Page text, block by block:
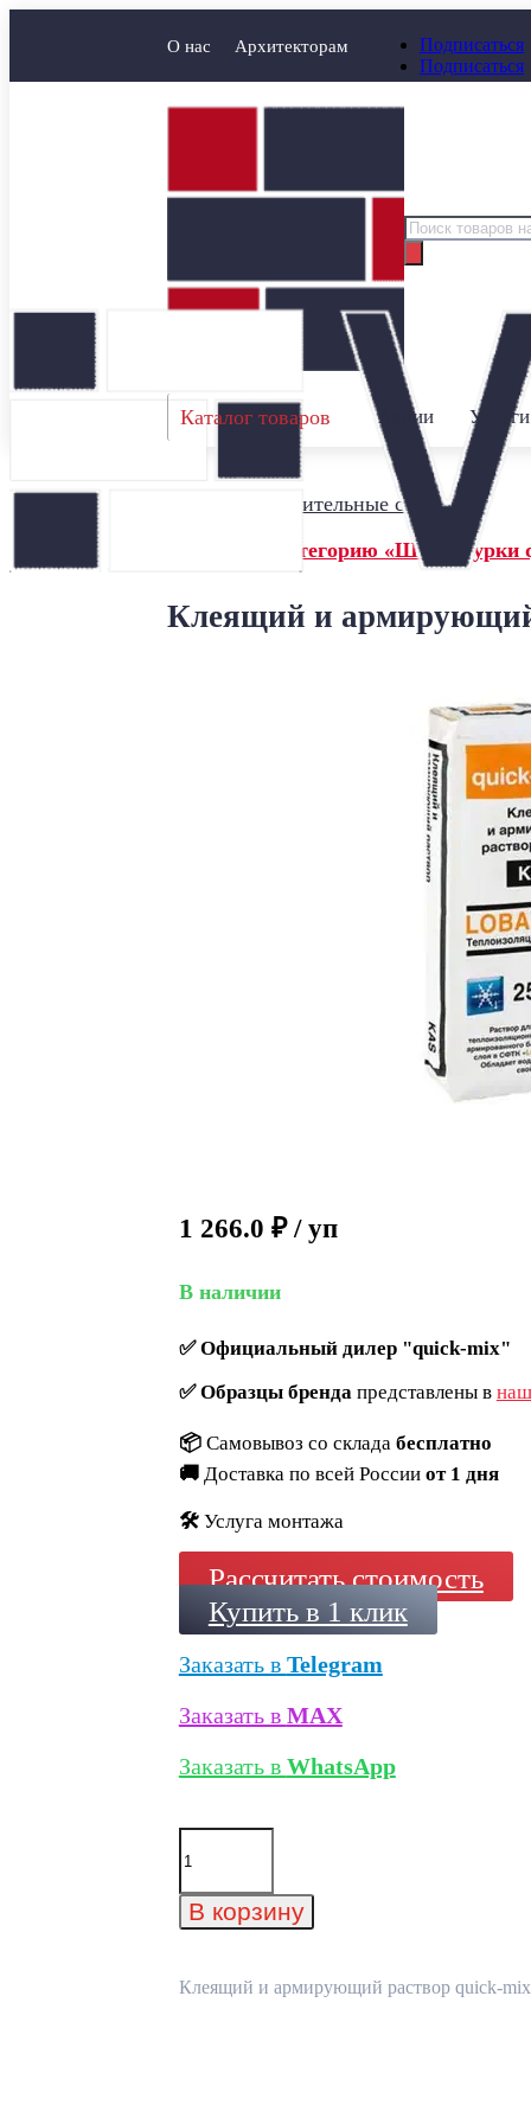
О нас Архитекторам
Подписаться
Подписаться
Поиск
товаров
Каталог товаров Акции Услуги
Строительные смеси/
← Назад в категорию «Штукатурки
Клеящий и
1 266.0 ₽ / уп
В наличии
✅Официальный дилер "quick-mix"
✅Образцы брендапредставлены в
📦 Самовывоз со склада бесплатно
🚚 Доставка по всей России от 1 дня
🛠️ Услуга монтажа
Рассчитать стоимость
Купить в 1 клик
Заказать в Telegram
Заказать в MAX
Заказать в WhatsApp
Количество
товара
и
армирующий
mix
В корзину
Клеящий и армирующий раствор quick-mix